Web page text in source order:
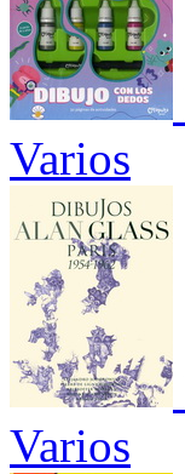
Varios
Varios